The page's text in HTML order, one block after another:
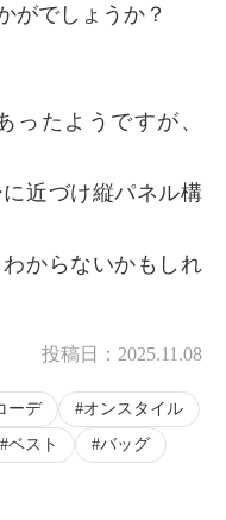
がでしょうか？
ったようですが、
近づけ縦パネル構
からないかもしれ
投稿日： 2025.11.08
ーデ
オンスタイル
ベスト
バッグ